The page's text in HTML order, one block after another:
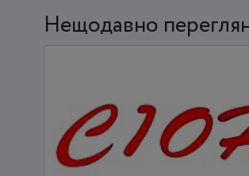
Нещодавно